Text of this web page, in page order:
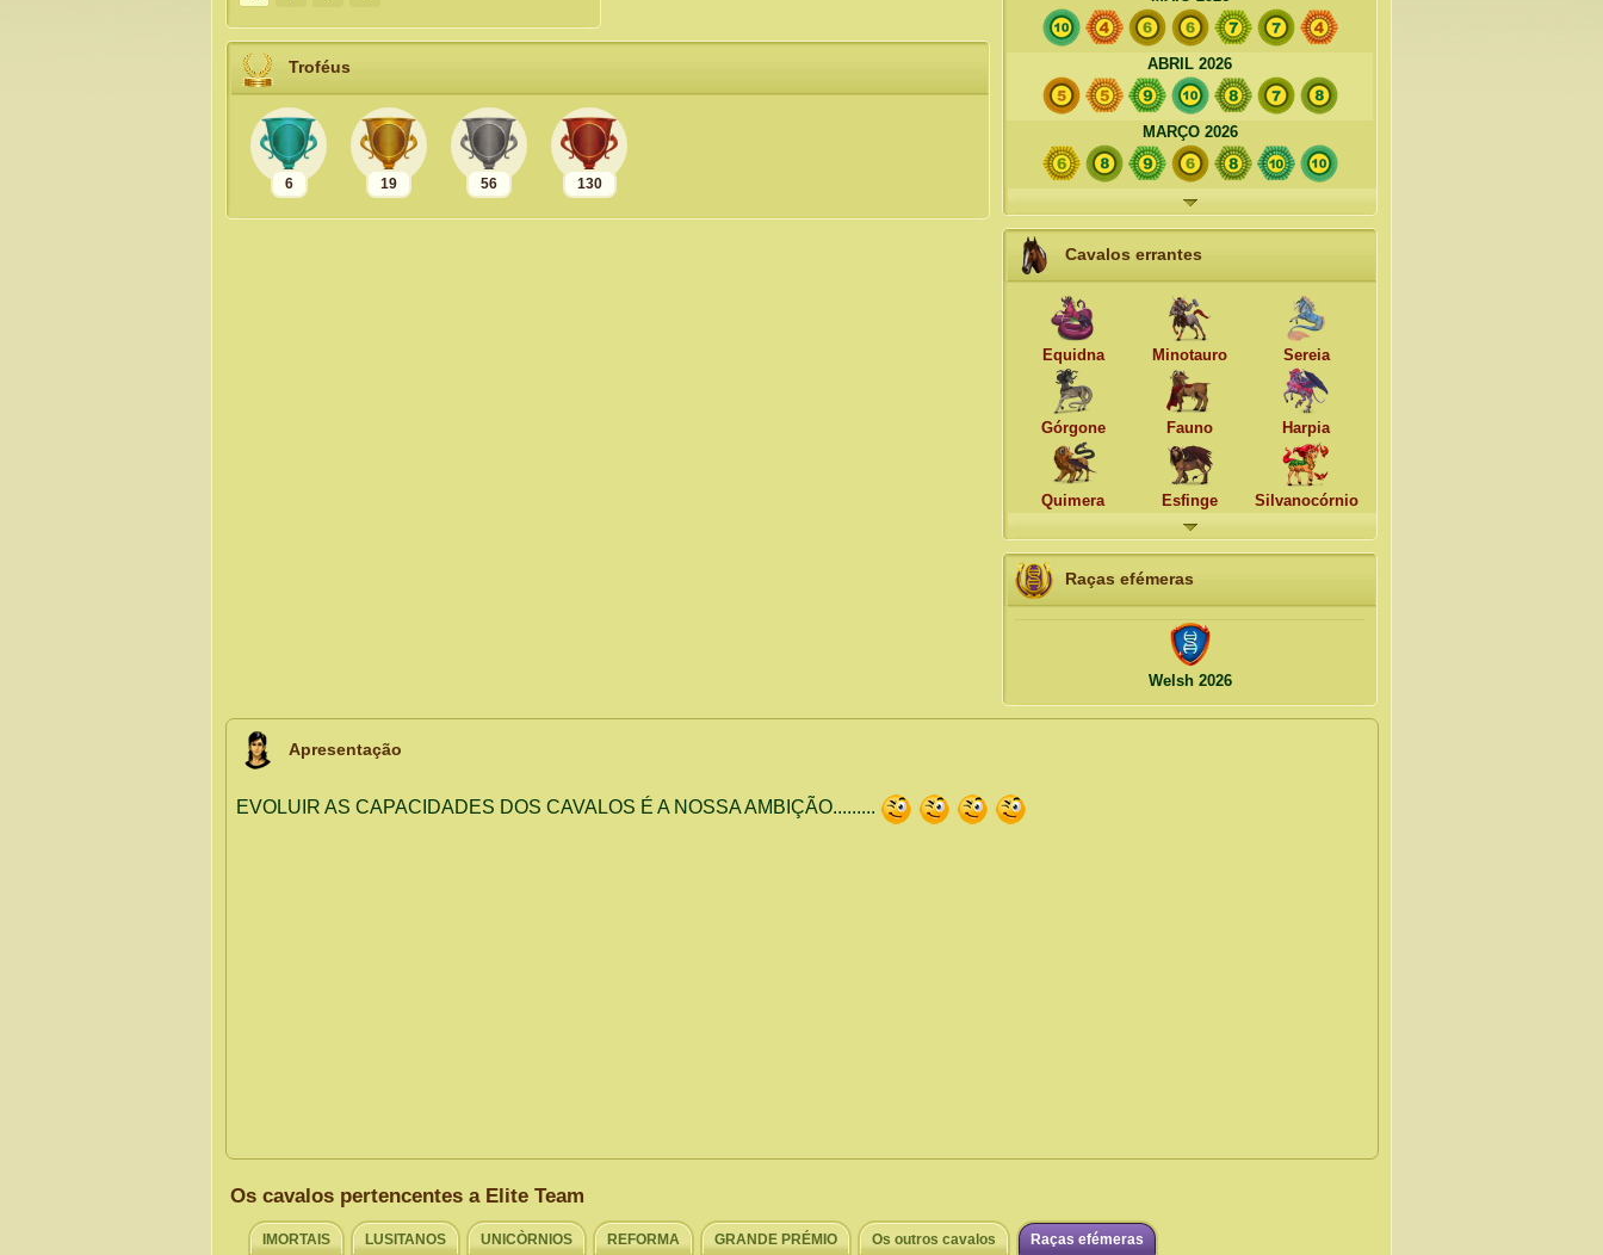
Troféus
6 19 56 130
ABRIL 2026
MARÇO 2026
Cavalos errantes
Equidna Minotauro Sereia
Górgone Fauno Harpia
Quimera Esfinge Silvanocórnio
Raças efémeras
Welsh 2026
Apresentação
Os cavalos pertencentes a Elite Team
IMORTAIS LUSITANOS UNICÒRNIOS REFORMA GRANDE PRÉMIO Os outros cavalos Raças efémeras